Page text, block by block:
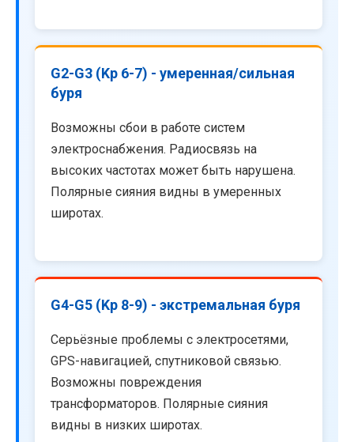
G2-G3 (Kp 6-7) - умеренная/сильная
буря
Возможны сбои в работе систем
электроснабжения. Радиосвязь на
высоких частотах может быть нарушена.
Полярные сияния видны в умеренных
широтах.
G4-G5 (Kp 8-9) - экстремальная буря
Серьёзные проблемы с электросетями,
GPS-навигацией, спутниковой связью.
Возможны повреждения
трансформаторов. Полярные сияния
видны в низких широтах.